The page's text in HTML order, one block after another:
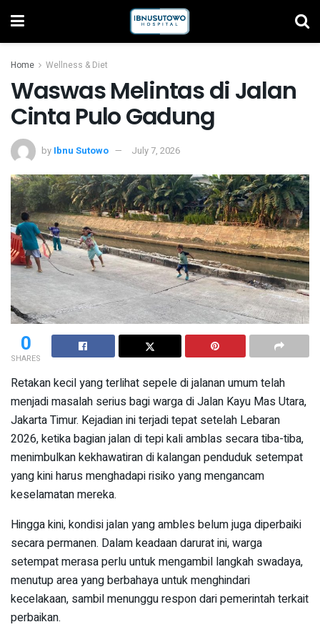
Home Wellness & Diet
Waswas Melintas di Jalan
Cinta Pulo Gadung
by Ibnu Sutowo July 7, 2026
0
SHARES
Retakan kecil yang terlihat sepele di jalanan umum telah
menjadi masalah serius bagi warga di Jalan Kayu Mas Utara,
Jakarta Timur. Kejadian ini terjadi tepat setelah Lebaran
2026, ketika bagian jalan di tepi kali amblas secara tiba-tiba,
menimbulkan kekhawatiran di kalangan penduduk setempat
yang kini harus menghadapi risiko yang mengancam
keselamatan mereka.
Hingga kini, kondisi jalan yang ambles belum juga diperbaiki
secara permanen. Dalam keadaan darurat ini, warga
setempat merasa perlu untuk mengambil langkah swadaya,
menutup area yang berbahaya untuk menghindari
kecelakaan, sambil menunggu respon dari pemerintah terkait
perbaikan.